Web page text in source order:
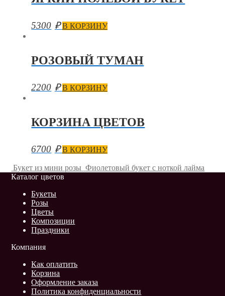
5300 ₽ В КОРЗИНУ
РОЗОВЫЙ ТУМАН
2200 ₽ В КОРЗИНУ
КОРЗИНА ЦВЕТОВ
6700 ₽ В КОРЗИНУ
Букет из мини розы Фиолетовый букет с ноткой лайма
Каталог цветов
Букеты
Розы
Цветы
Композиции
Праздники
Компания
Как оплатить
Корзина
Оформление заказа
Политика конфиденциальности